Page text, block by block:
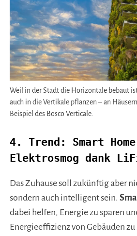
Weil in der Stadt die Horizontale bebaut
auch in die Vertikale pflanzen – an
Beispiel des Bosco Verticale.
4. Trend: Smart
Elektrosmog dank
Das Zuhause soll zukünftig aber
sondern auch intelligent sein.
dabei helfen, Energie zu sparen
Energieeffizienz von Gebäuden